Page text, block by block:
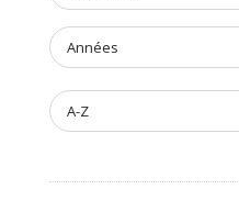
RENCONTRER
LES
MEMBRES
CÉRÉMONIE
ANNUELLE
NOUVELLES
Années
A-Z